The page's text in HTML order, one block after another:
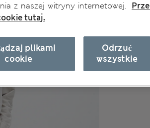
z naszej witryny internetowej.
tutaj.
Odrzuć
wszystkie
plikami
cookie